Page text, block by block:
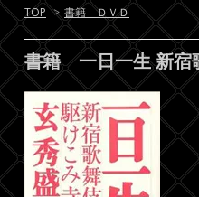
TOP > 書籍 ＤＶＤ
書籍 一日一生 新宿